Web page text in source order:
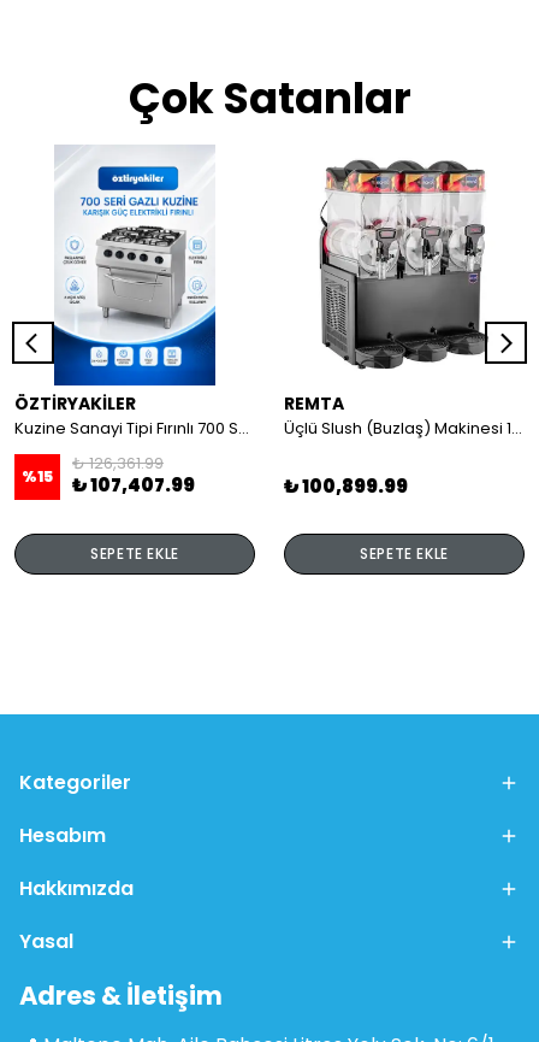
Çok Satanlar
ÖZTİRYAKİLER
Kuzine Sanayi Tipi Fırınlı 700 Seri Gazlı 4 Açık Ateş 80x70x85 (Lp)-2X6Kw+2X7,5Kw+6Kw Elektrikli Fırın
%15
₺ 126,361.99
₺ 107,407.99
SEPETE EKLE
REMTA
Üçlü Slush (Buzlaş) Makinesi 12+12+12 lt
₺ 100,899.99
SEPETE EKLE
Kategoriler
Hesabım
Hakkımızda
Yasal
Adres & İletişim